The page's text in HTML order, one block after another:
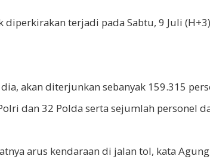
diperkirakan terjadi pada Sabtu, 9 Juli
akan diterjunkan sebanyak 159.315
dan 32 Polda serta sejumlah personel
arus kendaraan di jalan tol, kata